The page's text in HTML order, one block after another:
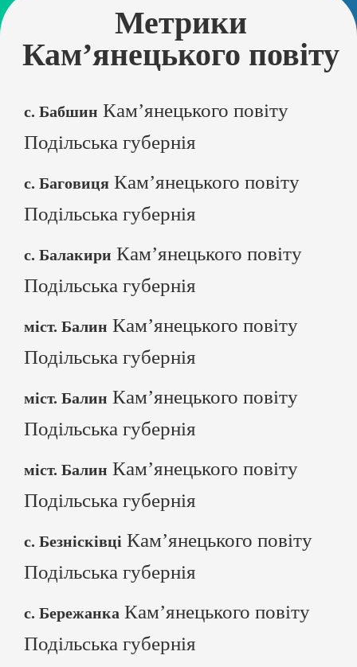
Метрики
Кам’янецького повіту
с. Бабшин Кам’янецького повіту
Подільська губернія
с. Баговиця Кам’янецького повіту
Подільська губернія
с. Балакири Кам’янецького повіту
Подільська губернія
міст. Балин Кам’янецького повіту
Подільська губернія
міст. Балин Кам’янецького повіту
Подільська губернія
міст. Балин Кам’янецького повіту
Подільська губернія
с. Безнісківці Кам’янецького повіту
Подільська губернія
с. Бережанка Кам’янецького повіту
Подільська губернія